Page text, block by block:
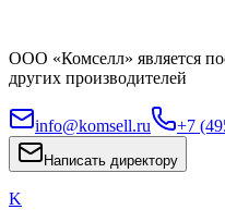
ООО «Комселл» является
других производителей
info@komsell.ru +7
Написать директору
K